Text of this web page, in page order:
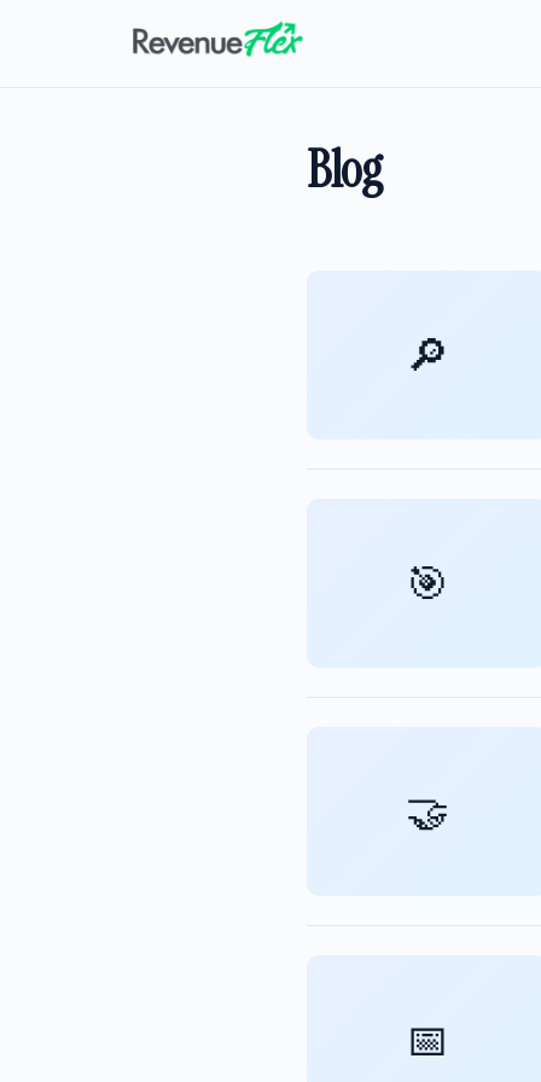
Blog
🔎
🎯
🤝
📅